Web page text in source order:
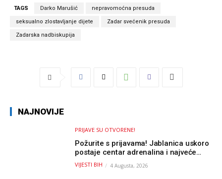
TAGS Darko Marušić nepravomoćna presuda
seksualno zlostavljanje dijete Zadar svećenik presuda
Zadarska nadbiskupija
NAJNOVIJE
PRIJAVE SU OTVORENE!
Požurite s prijavama! Jablanica uskoro
postaje centar adrenalina i najveće
outdoor avanture ovog ljeta
VIJESTI BIH 4 Augusta, 2026